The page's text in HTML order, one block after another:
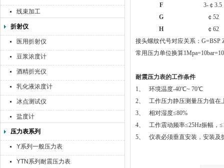
线束加工
折射仪
医用折射仪
豆浆浓度计
酒精折光仪
乳化液浓度计
冰点测试仪
盐度计
压力表系列
Y系列一般压力表
YTN系列耐震压力表
F
3-￠3.5
G
￠52
H
￠62
接头螺纹代号对应关系：G=BSP
常用压力单位换算
耐震压力表的工作条件
1、 环境温度-40℃~ 70℃
2、 工作压力静压测量压力值在
3、 相对湿度≤80%
4、 工作震动频率≤25Hz振幅，
5、 仪表必须垂直安装，安装及